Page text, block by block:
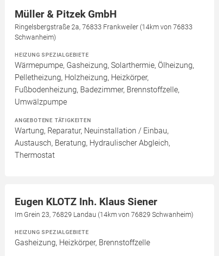
Müller & Pitzek GmbH
Ringelsbergstraße 2a, 76833 Frankweiler (14km von 76833
Schwanheim)
HEIZUNG SPEZIALGEBIETE
Wärmepumpe, Gasheizung, Solarthermie, Ölheizung,
Pelletheizung, Holzheizung, Heizkörper,
Fußbodenheizung, Badezimmer, Brennstoffzelle,
Umwälzpumpe
ANGEBOTENE TÄTIGKEITEN
Wartung, Reparatur, Neuinstallation / Einbau,
Austausch, Beratung, Hydraulischer Abgleich,
Thermostat
Eugen KLOTZ Inh. Klaus Siener
Im Grein 23, 76829 Landau (14km von 76829 Schwanheim)
HEIZUNG SPEZIALGEBIETE
Gasheizung, Heizkörper, Brennstoffzelle